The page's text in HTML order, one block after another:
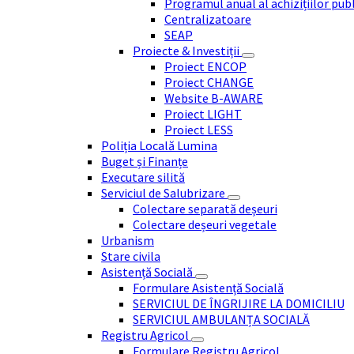
Programul anual al achizițiilor
Centralizatoare
SEAP
Proiecte & Investiții
Proiect ENCOP
Proiect CHANGE
Website B-AWARE
Proiect LIGHT
Proiect LESS
Poliția Locală Lumina
Buget și Finanțe
Executare silită
Serviciul de Salubrizare
Colectare separată deșeuri
Colectare deșeuri vegetale
Urbanism
Stare civila
Asistență Socială
Formulare Asistență Socială
SERVICIUL DE ÎNGRIJIRE LA DOMICILIU
SERVICIUL AMBULANȚA SOCIALĂ
Registru Agricol
Formulare Registru Agricol